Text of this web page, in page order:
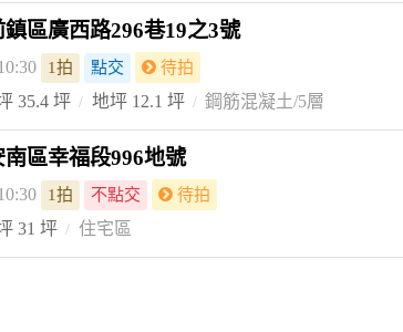
區廣西路296巷19之3號
1拍 點交 待拍
35.4 坪 地坪 12.1 坪 鋼筋混凝土/5層
南區幸福段996地號
1拍 不點交 待拍
31 坪 住宅區